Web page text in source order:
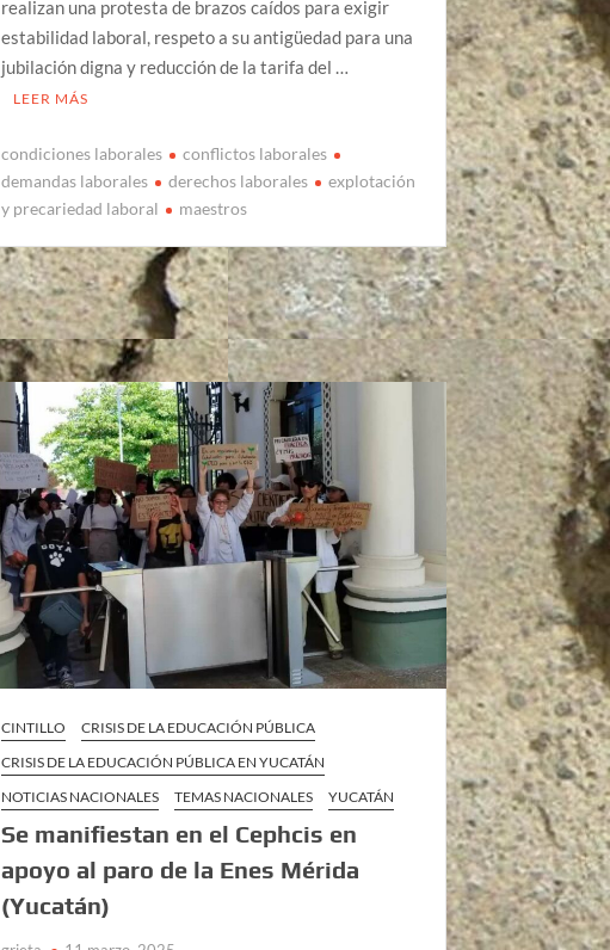
realizan una protesta de brazos caídos para exigir
estabilidad laboral, respeto a su antigüedad para una
jubilación digna y reducción de la tarifa del …
LEER MÁS
condiciones laborales
conflictos laborales
demandas laborales
derechos laborales
explotación
y precariedad laboral
maestros
CINTILLO
CRISIS DE LA EDUCACIÓN PÚBLICA
CRISIS DE LA EDUCACIÓN PÚBLICA EN YUCATÁN
NOTICIAS NACIONALES
TEMAS NACIONALES YUCATÁN
Se manifiestan en el Cephcis en
apoyo al paro de la Enes Mérida
(Yucatán)